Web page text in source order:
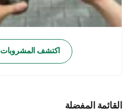
اكتشف المشروبات
القائمة المفضلة